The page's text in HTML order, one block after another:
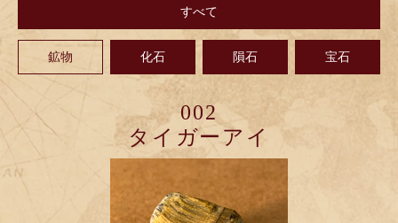
すべて
鉱物 化石 隕石 宝石
002
タイガーアイ